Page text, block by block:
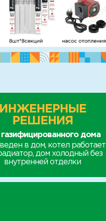
ИНЖЕНЕРНЫЕ
РЕШЕНИЯ
дома
в дом, котел работает
дом холодный без
внутренней отделки